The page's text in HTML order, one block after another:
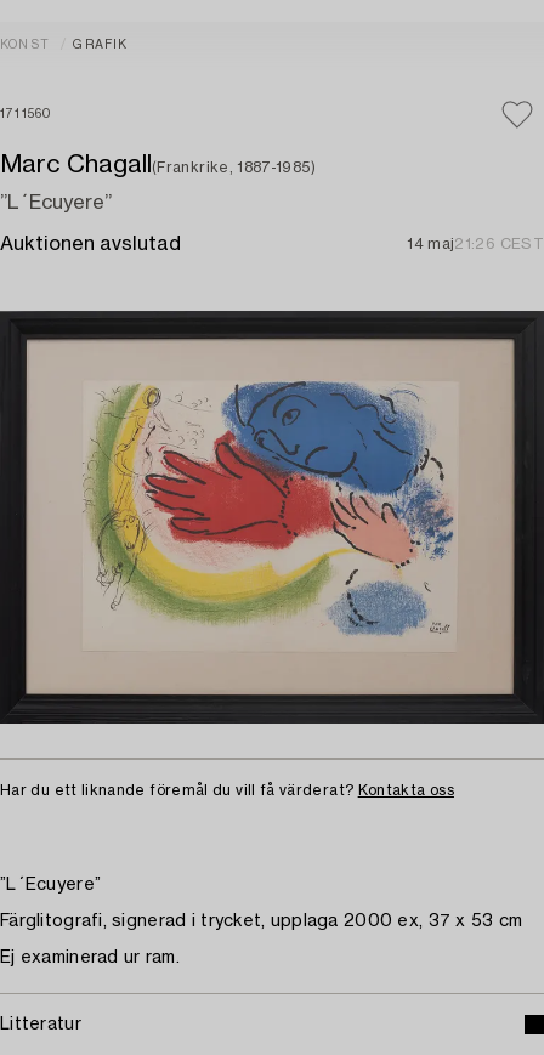
KONST GRAFIK
1711560
Marc Chagall (Frankrike, 1887-1985)
”L´Ecuyere”
Auktionen avslutad 14 maj21:26 CEST
Har du ett liknande föremål du vill få värderat? Kontakta oss
”L´Ecuyere”
Färglitografi, signerad i trycket, upplaga 2000 ex, 37 x 53 cm
Ej examinerad ur ram.
Litteratur